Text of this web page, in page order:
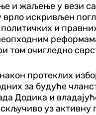
и жаљење у вези
искривљен
и
том очигледно
након протеклих
за будуће
Додика и
уз